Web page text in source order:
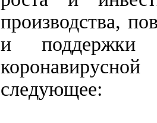
производства,
и поддержки
следующее: